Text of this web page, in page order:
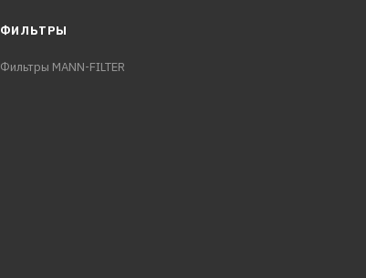
ФИЛЬТРЫ
Фильтры MANN-FILTER